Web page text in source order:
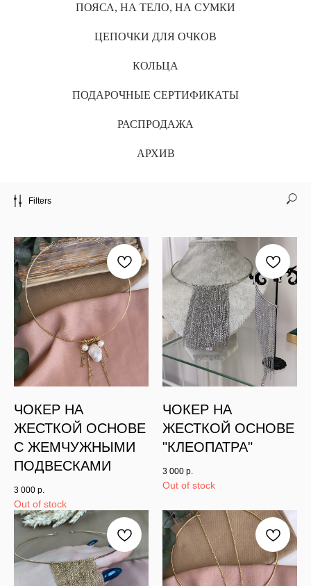
ПОЯСА, НА ТЕЛО, НА СУМКИ
ЦЕПОЧКИ ДЛЯ ОЧКОВ
КОЛЬЦА
ПОДАРОЧНЫЕ СЕРТИФИКАТЫ
РАСПРОДАЖА
АРХИВ
Filters
ЧОКЕР НА
ЖЕСТКОЙ ОСНОВЕ
С ЖЕМЧУЖНЫМИ
ПОДВЕСКАМИ
3 000 р.
Out of stock
ЧОКЕР НА
ЖЕСТКОЙ ОСНОВЕ
"КЛЕОПАТРА"
3 000 р.
Out of stock